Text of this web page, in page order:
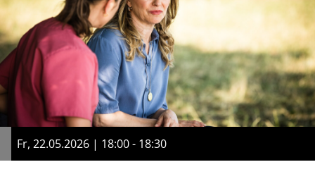
Fr, 22.05.2026 | 18:00 - 18:30